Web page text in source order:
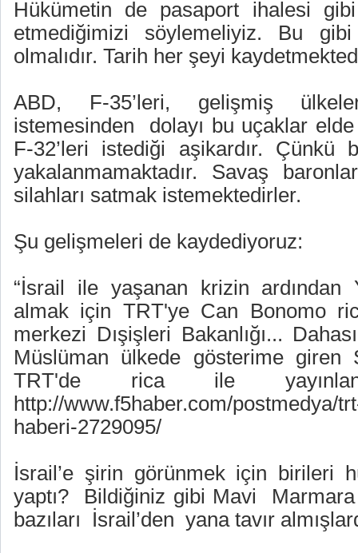
Hükümetin de pasaport ihalesi
etmediğimizi söylemeliyiz. Bu
olmalıdır. Tarih her şeyi
ABD, F-35’leri, gelişmiş
istemesinden
dolayı bu uçaklar
F-32’leri istediği aşikardır. Çünkü
yakalanmamaktadır. Savaş
silahları satmak istemektedirler.
Şu gelişmeleri de kaydediyoruz:
“İsrail ile yaşanan krizin ardından
almak için TRT'ye Can Bonomo
merkezi Dışişleri Bakanlığı...
Müslüman ülkede gösterime giren
TRT'de rica ile
http://www.f5haber.com/postmedya/
haberi-2729095/
İsrail’e şirin görünmek için birileri
yaptı?
Bildiğiniz gibi Mavi
Marmara
bazıları İsrail’den yana tavır